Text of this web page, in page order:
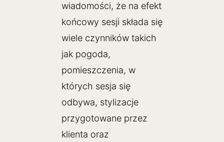
wiadomości, że na efekt
końcowy sesji składa się
wiele czynników takich
jak pogoda,
pomieszczenia, w
których sesja się
odbywa, stylizacje
przygotowane przez
klienta oraz